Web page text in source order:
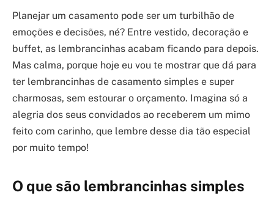
Planejar um casamento pode ser um turbilhão de
emoções e decisões, né? Entre vestido, decoração e
buffet, as lembrancinhas acabam ficando para depois.
Mas calma, porque hoje eu vou te mostrar que dá para
ter lembrancinhas de casamento simples e super
charmosas, sem estourar o orçamento. Imagina só a
alegria dos seus convidados ao receberem um mimo
feito com carinho, que lembre desse dia tão especial
por muito tempo!
O que são lembrancinhas simples